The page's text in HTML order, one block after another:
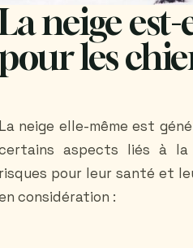
neige
les
La neige elle-même est
aspects liés à la
risques pour leur santé et
considération :